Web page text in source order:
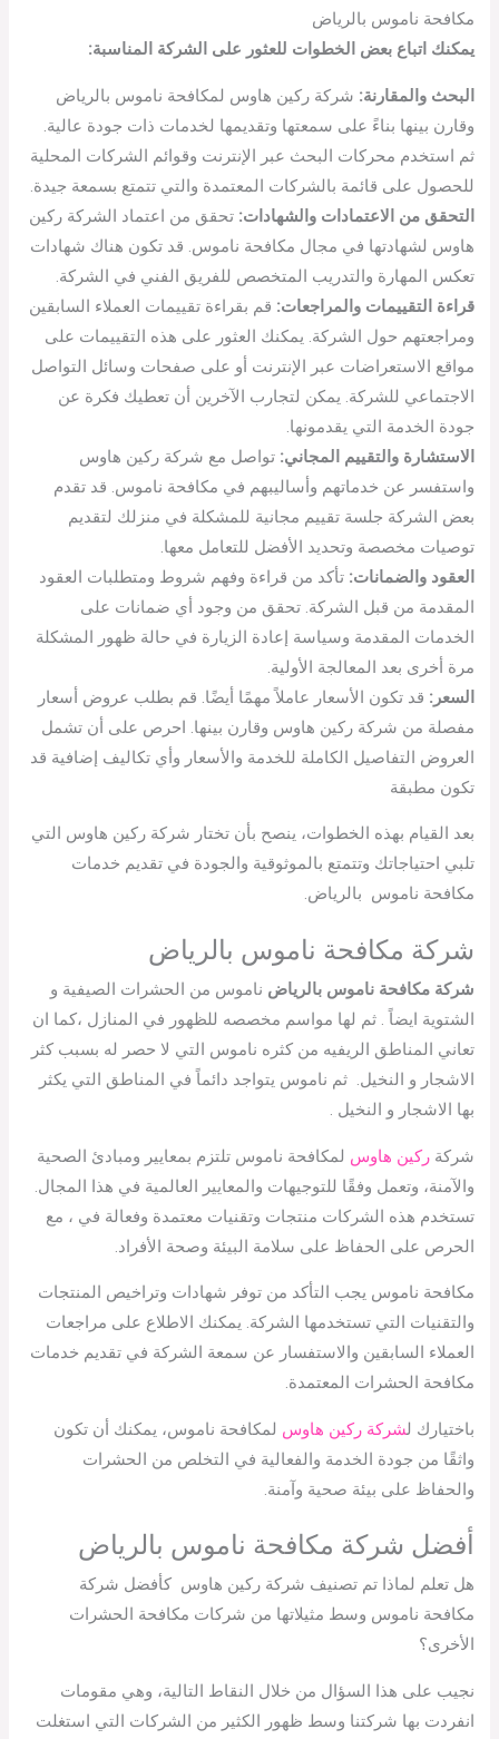
مكافحة ناموس بالرياض
يمكنك اتباع بعض الخطوات للعثور على الشركة المناسبة:
البحث والمقارنة: شركة ركين هاوس لمكافحة ناموس بالرياض
وقارن بينها بناءً على سمعتها وتقديمها لخدمات ذات جودة عالية.
ثم استخدم محركات البحث عبر الإنترنت وقوائم الشركات المحلية
للحصول على قائمة بالشركات المعتمدة والتي تتمتع بسمعة جيدة.
التحقق من الاعتمادات والشهادات: تحقق من اعتماد الشركة ركين
هاوس لشهادتها في مجال مكافحة ناموس. قد تكون هناك شهادات
تعكس المهارة والتدريب المتخصص للفريق الفني في الشركة.
قراءة التقييمات والمراجعات: قم بقراءة تقييمات العملاء السابقين
ومراجعتهم حول الشركة. يمكنك العثور على هذه التقييمات على
مواقع الاستعراضات عبر الإنترنت أو على صفحات وسائل التواصل
الاجتماعي للشركة. يمكن لتجارب الآخرين أن تعطيك فكرة عن
جودة الخدمة التي يقدمونها.
الاستشارة والتقييم المجاني: تواصل مع شركة ركين هاوس
واستفسر عن خدماتهم وأساليبهم في مكافحة ناموس. قد تقدم
بعض الشركة جلسة تقييم مجانية للمشكلة في منزلك لتقديم
توصيات مخصصة وتحديد الأفضل للتعامل معها.
العقود والضمانات: تأكد من قراءة وفهم شروط ومتطلبات العقود
المقدمة من قبل الشركة. تحقق من وجود أي ضمانات على
الخدمات المقدمة وسياسة إعادة الزيارة في حالة ظهور المشكلة
مرة أخرى بعد المعالجة الأولية.
السعر: قد تكون الأسعار عاملاً مهمًا أيضًا. قم بطلب عروض أسعار
مفصلة من شركة ركين هاوس وقارن بينها. احرص على أن تشمل
العروض التفاصيل الكاملة للخدمة والأسعار وأي تكاليف إضافية قد
تكون مطبقة
بعد القيام بهذه الخطوات، ينصح بأن تختار شركة ركين هاوس التي
تلبي احتياجاتك وتتمتع بالموثوقية والجودة في تقديم خدمات
مكافحة ناموس بالرياض.
شركة مكافحة ناموس بالرياض
شركة مكافحة ناموس بالرياض ناموس من الحشرات الصيفية و
الشتوية ايضاً . ثم لها مواسم مخصصه للظهور في المنازل ،كما ان
تعاني المناطق الريفيه من كثره ناموس التي لا حصر له بسبب كثر
الاشجار و النخيل. ثم ناموس يتواجد دائماً في المناطق التي يكثر
بها الاشجار و النخيل .
شركةركين هاوس لمكافحة ناموس تلتزم بمعايير ومبادئ الصحية
والآمنة، وتعمل وفقًا للتوجيهات والمعايير العالمية في هذا المجال.
تستخدم هذه الشركات منتجات وتقنيات معتمدة وفعالة في ، مع
الحرص على الحفاظ على سلامة البيئة وصحة الأفراد.
مكافحة ناموس يجب التأكد من توفر شهادات وتراخيص المنتجات
والتقنيات التي تستخدمها الشركة. يمكنك الاطلاع على مراجعات
العملاء السابقين والاستفسار عن سمعة الشركة في تقديم خدمات
مكافحة الحشرات المعتمدة.
باختيارك لشركة ركين هاوس لمكافحة ناموس، يمكنك أن تكون
واثقًا من جودة الخدمة والفعالية في التخلص من الحشرات
والحفاظ على بيئة صحية وآمنة.
أفضل شركة مكافحة ناموس بالرياض
هل تعلم لماذا تم تصنيف شركة ركين هاوس كأفضل شركة
مكافحة ناموس وسط مثيلاتها من شركات مكافحة الحشرات
الأخرى؟
نجيب على هذا السؤال من خلال النقاط التالية، وهي مقومات
انفردت بها شركتنا وسط ظهور الكثير من الشركات التي استغلت